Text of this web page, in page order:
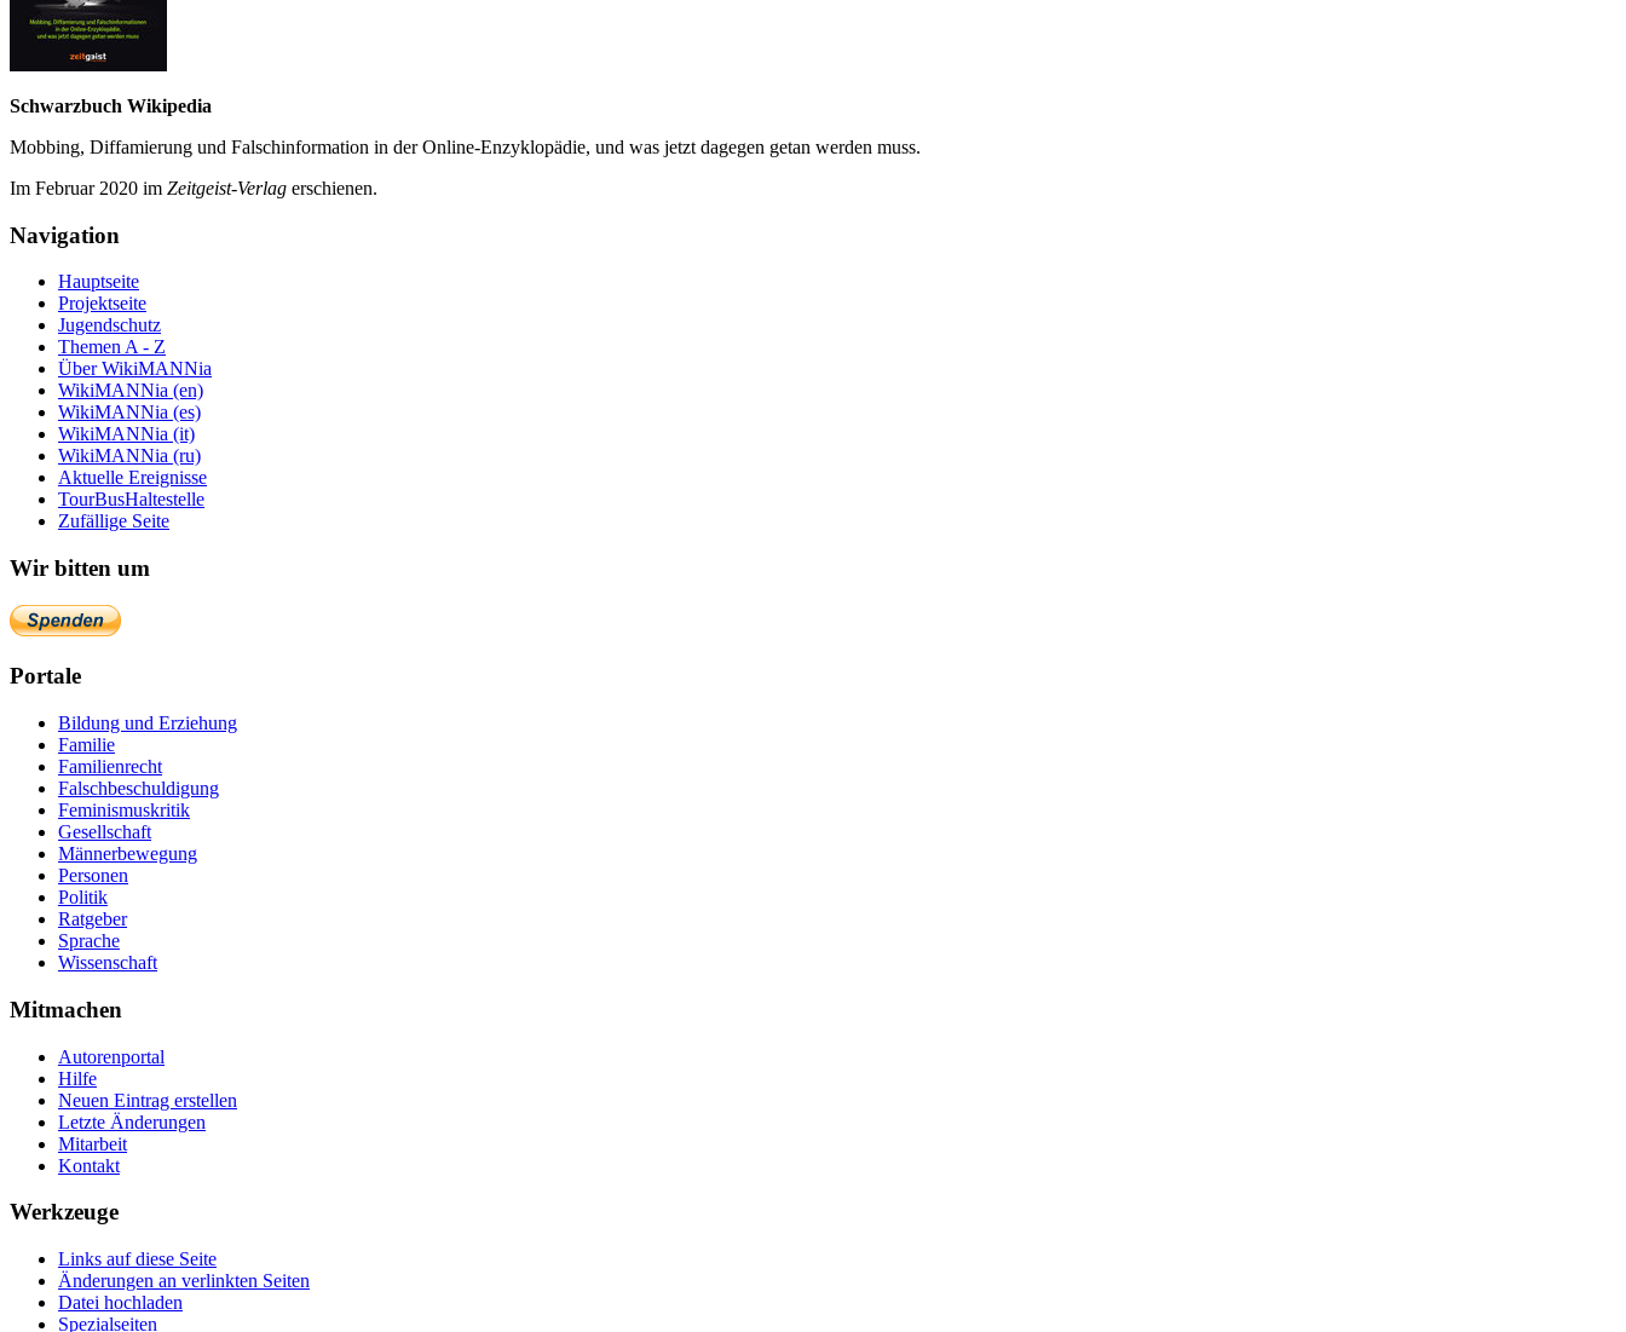
Schwarzbuch Wikipedia
Mobbing, Diffamierung und Falsch­information in der Online-Enzyklo­pädie, und was jetzt da­gegen getan werden muss.
Im Februar 2020 im Zeit­geist-Verlag erschienen.
Navigation
Hauptseite
Projektseite
Jugendschutz
Themen A - Z
Über WikiMANNia
WikiMANNia (en)
WikiMANNia (es)
WikiMANNia (it)
WikiMANNia (ru)
Aktuelle Ereignisse
TourBusHaltestelle
Zufällige Seite
Wir bitten um
Portale
Bildung und Erziehung
Familie
Familienrecht
Falschbeschuldigung
Feminismuskritik
Gesellschaft
Männerbewegung
Personen
Politik
Ratgeber
Sprache
Wissenschaft
Mitmachen
Autorenportal
Hilfe
Neuen Eintrag erstellen
Letzte Änderungen
Mitarbeit
Kontakt
Werkzeuge
Links auf diese Seite
Änderungen an verlinkten Seiten
Datei hochladen
Spezialseiten